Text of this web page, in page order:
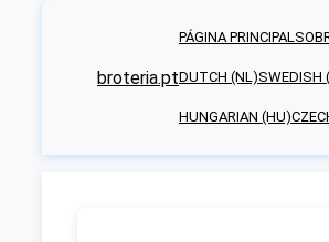
broteria.pt
PÁGINA PRINCIPAL
DUTCH (NL)SWEDISH
HUNGARIAN (HU)